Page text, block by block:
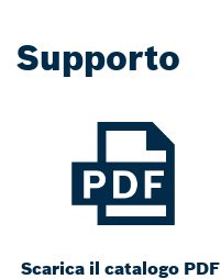
Supporto
Scarica il catalogo PDF